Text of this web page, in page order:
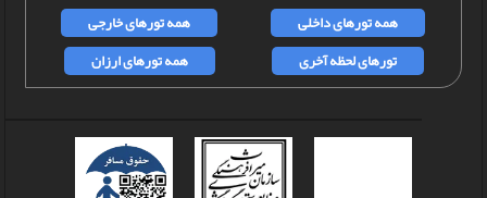
همه تورهای داخلی
همه تورهای خارجی
تورهای لحظه آخری
همه تورهای ارزان